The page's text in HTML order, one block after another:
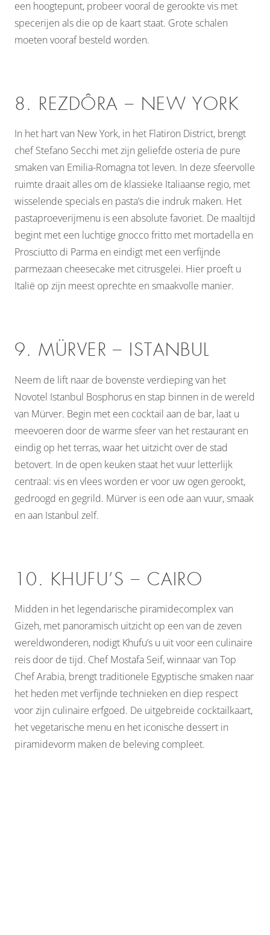
een hoogtepunt, probeer vooral de gerookte vis met
specerijen als die op de kaart staat. Grote schalen
moeten vooraf besteld worden.
8. REZDÔRA – NEW YORK
In het hart van New York, in het Flatiron District, brengt
chef Stefano Secchi met zijn geliefde osteria de pure
smaken van Emilia-Romagna tot leven. In deze sfeervolle
ruimte draait alles om de klassieke Italiaanse regio, met
wisselende specials en pasta’s die indruk maken. Het
pastaproeverijmenu is een absolute favoriet. De maaltijd
begint met een luchtige gnocco fritto met mortadella en
Prosciutto di Parma en eindigt met een verfijnde
parmezaan cheesecake met citrusgelei. Hier proeft u
Italië op zijn meest oprechte en smaakvolle manier.
9. MÜRVER – ISTANBUL
Neem de lift naar de bovenste verdieping van het
Novotel Istanbul Bosphorus en stap binnen in de wereld
van Mürver. Begin met een cocktail aan de bar, laat u
meevoeren door de warme sfeer van het restaurant en
eindig op het terras, waar het uitzicht over de stad
betovert. In de open keuken staat het vuur letterlijk
centraal: vis en vlees worden er voor uw ogen gerookt,
gedroogd en gegrild. Mürver is een ode aan vuur, smaak
en aan Istanbul zelf.
10. KHUFU’S – CAIRO
Midden in het legendarische piramidecomplex van
Gizeh, met panoramisch uitzicht op een van de zeven
wereldwonderen, nodigt Khufu’s u uit voor een culinaire
reis door de tijd. Chef Mostafa Seif, winnaar van Top
Chef Arabia, brengt traditionele Egyptische smaken naar
het heden met verfijnde technieken en diep respect
voor zijn culinaire erfgoed. De uitgebreide cocktailkaart,
het vegetarische menu en het iconische dessert in
piramidevorm maken de beleving compleet.